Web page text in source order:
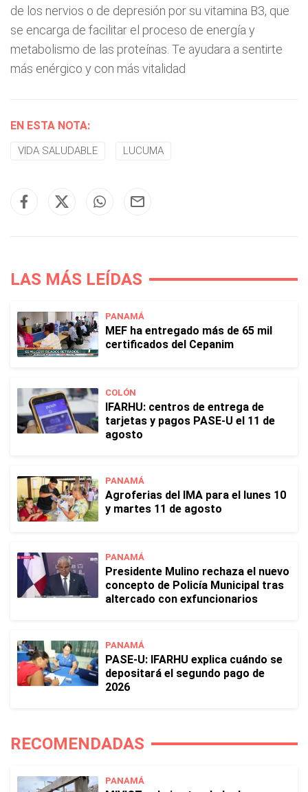
de los nervios o de depresión por su vitamina B3, que
se encarga de facilitar el proceso de energía y
metabolismo de las proteínas. Te ayudara a sentirte
más enérgico y con más vitalidad
EN ESTA NOTA:
VIDA SALUDABLE LUCUMA
LAS MÁS LEÍDAS
PANAMÁ
MEF ha entregado más de 65 mil
certificados del Cepanim
COLÓN
IFARHU: centros de entrega de
tarjetas y pagos PASE-U el 11 de
agosto
PANAMÁ
Agroferias del IMA para el lunes 10
y martes 11 de agosto
PANAMÁ
Presidente Mulino rechaza el nuevo
concepto de Policía Municipal tras
altercado con exfuncionarios
PANAMÁ
PASE-U: IFARHU explica cuándo se
depositará el segundo pago de
2026
RECOMENDADAS
PANAMÁ